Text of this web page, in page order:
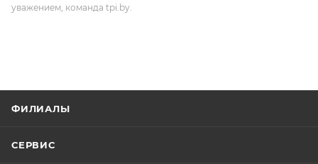
уважением, команда tpi.by.
ФИЛИАЛЫ
СЕРВИС